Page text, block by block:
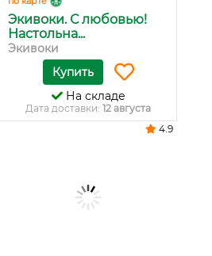
Экивоки. С любовью!
Настольна...
Экивоки
Купить
На складе
Дата доставки: 12 августа
4.9